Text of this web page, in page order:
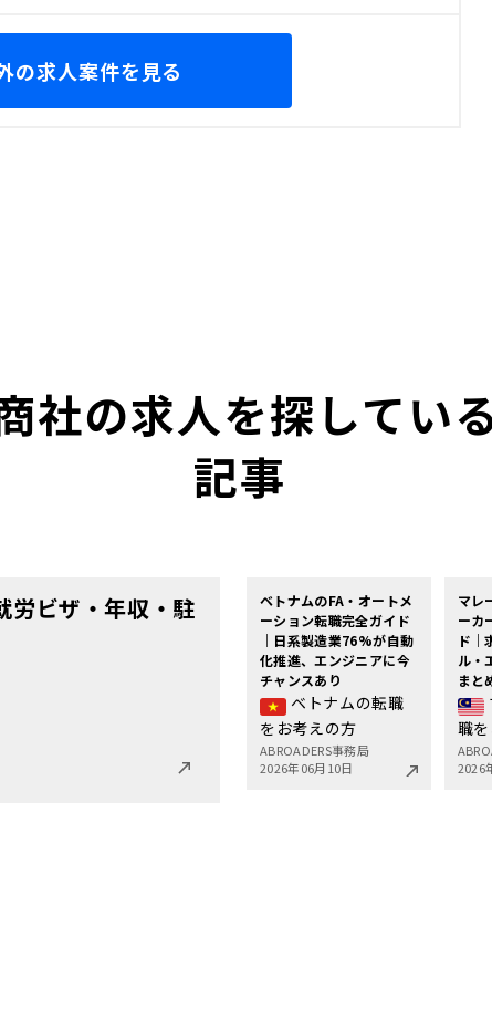
の求人案件を見る
社の求人を探してい
記事
労ビザ・年収・駐
ベトナムのFA・オートメ
ーション転職完全ガイド
｜日系製造業76%が自動
化推進、エンジニアに今
チャンスあり
ベトナムの転職
をお考えの方
ABROADERS事務局
2026年06月10日
マレ
ーカ
ド｜
ル・
まと
職
2026